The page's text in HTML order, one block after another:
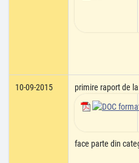
10-09-2015
primire raport de
face parte din